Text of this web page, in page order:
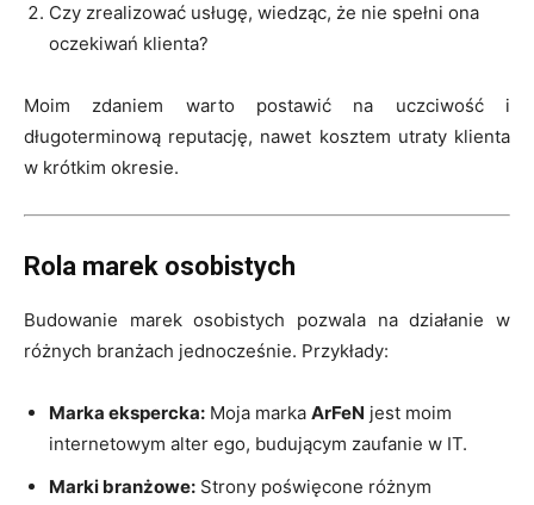
Czy zrealizować usługę, wiedząc, że nie spełni ona
oczekiwań klienta?
Moim zdaniem warto postawić na uczciwość i
długoterminową reputację, nawet kosztem utraty klienta
w krótkim okresie.
Rola marek osobistych
Budowanie marek osobistych pozwala na działanie w
różnych branżach jednocześnie. Przykłady:
Marka ekspercka: Moja marka ArFeN jest moim
internetowym alter ego, budującym zaufanie w IT.
Marki branżowe: Strony poświęcone różnym